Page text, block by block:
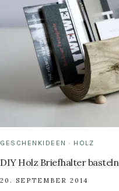
GESCHENKIDEEN · HOLZ
DIY Holz Briefhalter basteln
20. SEPTEMBER 2014